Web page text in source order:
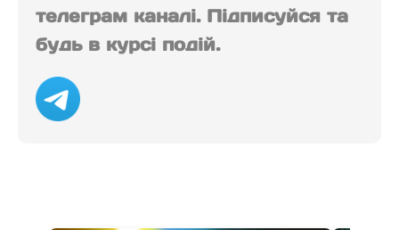
телеграм каналі. Підписуйся та
будь в курсі подій.